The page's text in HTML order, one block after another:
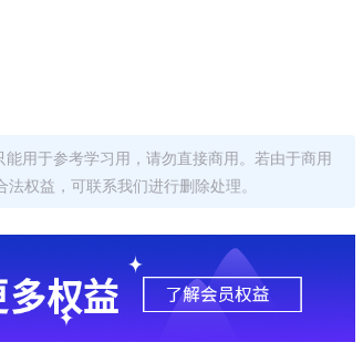
用于参考学习用，请勿直接商用。若由于商用
权益，可联系我们进行删除处理。